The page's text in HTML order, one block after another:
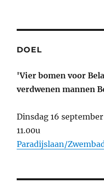
DOEL
'Vier bomen voor
verdwenen mannen
Dinsdag 16
11.00u
Paradijslaan/